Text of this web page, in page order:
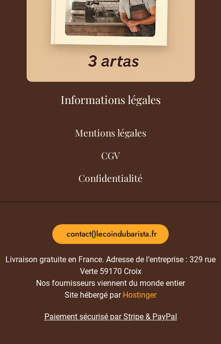
Informations légales
Mentions légales
CGV
Confidentialité
contact()lecoindubarista.fr
Livraison gratuite en France. Adresse de l’entreprise : 329 rue
Verte 59170 Croix
Nos fournisseurs viennent du monde entier
Site hébergé par Hostinger
Paiement sécurisé par Stripe & PayPal